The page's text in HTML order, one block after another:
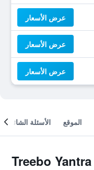
عرض الأسعار
عرض الأسعار
عرض الأسعار
الموقع الأسئلة الشائعة